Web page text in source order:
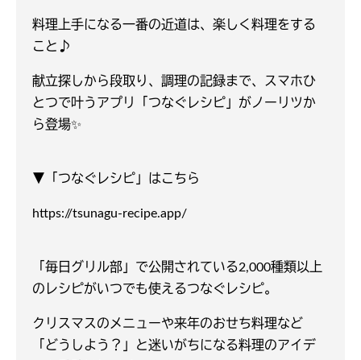
料理上手になる一番の近道は、楽しく料理をする
こと♪
献立探しから段取り、調理の記録まで、スマホひ
とつで叶うアプリ「つなぐレシピ」がノーリツか
ら登場✨
▼「つなぐレシピ」はこちら
https://tsunagu-recipe.app/
「毎日グリル部」で公開されている2,000種類以上
のレシピがいつでも使えるつなぐレシピ。
クリスマスのメニューや来年のおせち料理など
「どうしよう？」と迷いがちになる料理のアイデ